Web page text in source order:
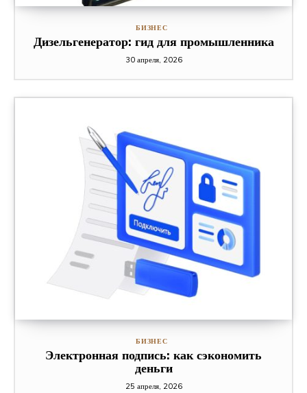
БИЗНЕС
Дизельгенератор: гид для промышленника
30 апреля, 2026
БИЗНЕС
Электронная подпись: как сэкономить
деньги
25 апреля, 2026